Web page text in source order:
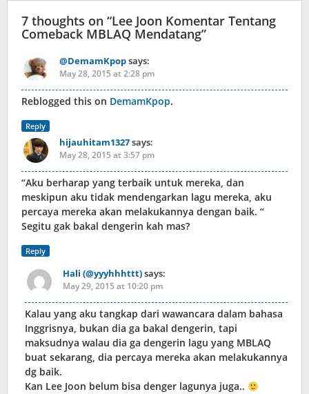
7 thoughts on “Lee Joon Komentar Tentang
Comeback MBLAQ Mendatang”
@DemamKpopsays:
May 28, 2015 at 2:28 pm
Reblogged this on DemamKpop.
Reply
hijauhitam1327says:
May 28, 2015 at 3:57 pm
“Aku berharap yang terbaik untuk mereka, dan
meskipun aku tidak mendengarkan lagu mereka, aku
percaya mereka akan melakukannya dengan baik. “
Segitu gak bakal dengerin kah mas?
Reply
Hali (@yyyhhhttt)says:
May 29, 2015 at 10:20 pm
Kalau yang aku tangkap dari wawancara dalam bahasa
Inggrisnya, bukan dia ga bakal dengerin, tapi
maksudnya walau dia ga dengerin lagu yang MBLAQ
buat sekarang, dia percaya mereka akan melakukannya
dg baik.
Kan Lee Joon belum bisa denger lagunya juga..